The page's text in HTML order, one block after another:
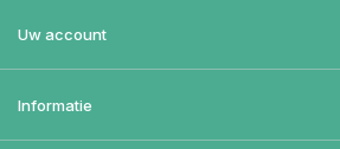
Uw account
Informatie